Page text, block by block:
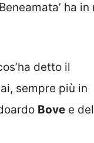
ha in
detto il
sempre più in
Bove e